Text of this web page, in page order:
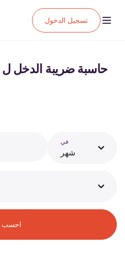
تسجيل الدخول
في
شهر
احسب